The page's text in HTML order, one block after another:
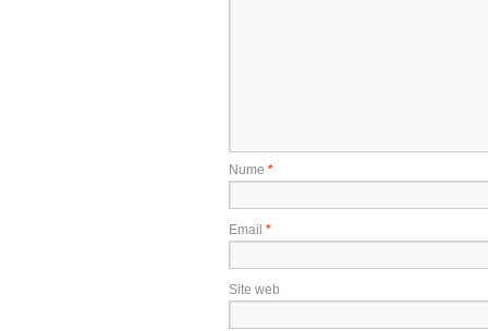
Nume *
Email *
Site web